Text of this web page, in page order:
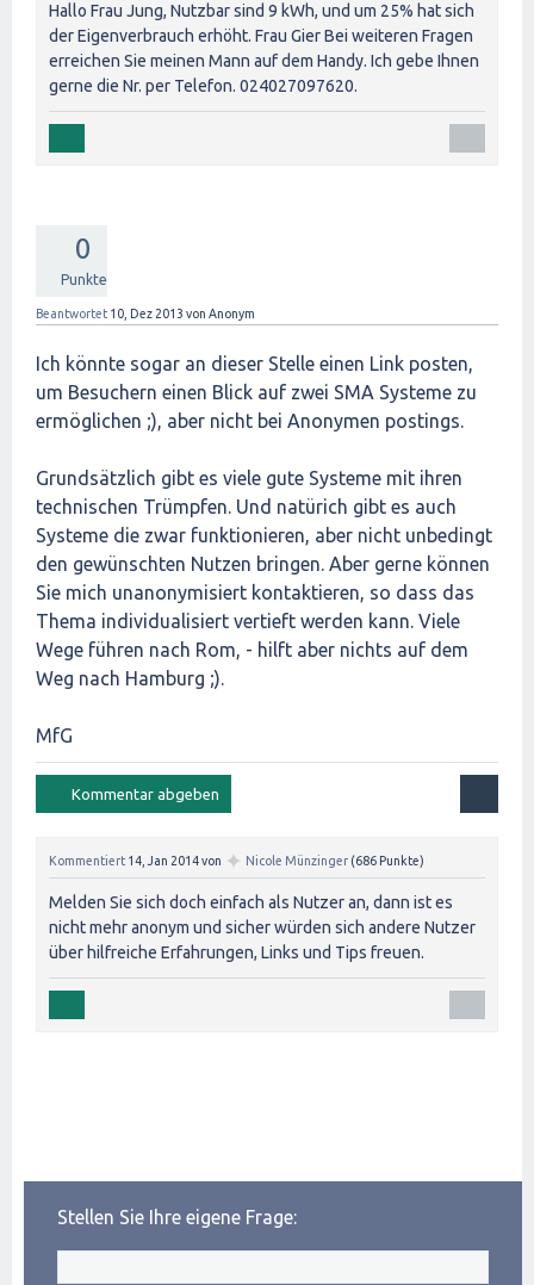
Hallo Frau Jung, Nutzbar sind 9 kWh, und um 25% hat sich
der Eigenverbrauch erhöht. Frau Gier Bei weiteren Fragen
erreichen Sie meinen Mann auf dem Handy. Ich gebe Ihnen
gerne die Nr. per Telefon. 024027097620.
0
Punkte
Beantwortet 10, Dez 2013 von Anonym
Ich könnte sogar an dieser Stelle einen Link posten,
um Besuchern einen Blick auf zwei SMA Systeme zu
ermöglichen ;), aber nicht bei Anonymen postings.
Grundsätzlich gibt es viele gute Systeme mit ihren
technischen Trümpfen. Und natürich gibt es auch
Systeme die zwar funktionieren, aber nicht unbedingt
den gewünschten Nutzen bringen. Aber gerne können
Sie mich unanonymisiert kontaktieren, so dass das
Thema individualisiert vertieft werden kann. Viele
Wege führen nach Rom, - hilft aber nichts auf dem
Weg nach Hamburg ;).
MfG
Kommentiert 14, Jan 2014von ✦ Nicole Münzinger (686 Punkte)
Melden Sie sich doch einfach als Nutzer an, dann ist es
nicht mehr anonym und sicher würden sich andere Nutzer
über hilfreiche Erfahrungen, Links und Tips freuen.
Stellen Sie Ihre eigene Frage: